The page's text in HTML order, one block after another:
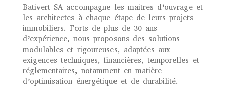
Bativert SA accompagne les maitres d’ouvrage et
les architectes à chaque étape de leurs projets
immobiliers. Forts de plus de 30 ans
d’expérience, nous proposons des solutions
modulables et rigoureuses, adaptées aux
exigences techniques, financières, temporelles et
réglementaires, notamment en matière
d’optimisation énergétique et de durabilité.